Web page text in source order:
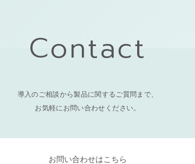
Contact
導入のご相談から製品に関するご質問まで、
お気軽にお問い合わせください。
お問い合わせはこちら